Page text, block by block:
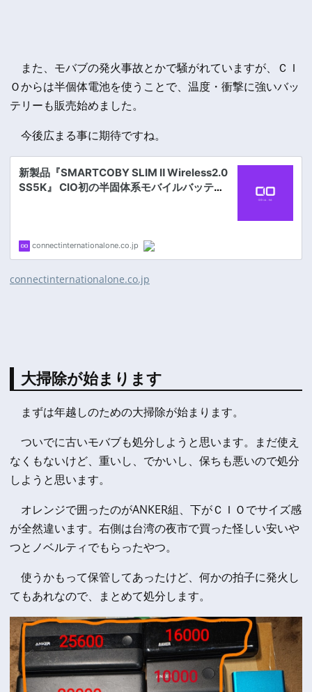
また、モバブの発火事故とかで騒がれていますが、ＣＩ
Ｏからは半個体電池を使うことで、温度・衝撃に強いバッ
テリーも販売始めました。
今後広まる事に期待ですね。
connectinternationalone.co.jp
大掃除が始まります
まずは年越しのための大掃除が始まります。
ついでに古いモバブも処分しようと思います。まだ使え
なくもないけど、重いし、でかいし、保ちも悪いので処分
しようと思います。
オレンジで囲ったのがANKER組、下がＣＩＯでサイズ感
が全然違います。右側は台湾の夜市で買った怪しい安いや
つとノベルティでもらったやつ。
使うかもって保管してあったけど、何かの拍子に発火し
てもあれなので、まとめて処分します。